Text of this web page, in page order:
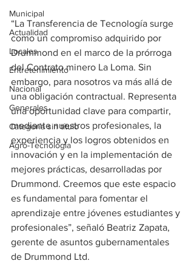
Municipal
Actualidad
Locales
Entretenimiento
Nacional
Generales
Categoría sin título
Agro-Tecnología
“La Transferencia de Tecnología surge
como un compromiso adquirido por
Drummond en el marco de la prórroga
del Contrato minero La Loma. Sin
embargo, para nosotros va más allá de
una obligación contractual. Representa
una oportunidad clave para compartir,
mediante nuestros profesionales, la
experiencia y los logros obtenidos en
innovación y en la implementación de
mejores prácticas, desarrolladas por
Drummond. Creemos que este espacio
es fundamental para fomentar el
aprendizaje entre jóvenes estudiantes y
profesionales”, señaló Beatriz Zapata,
gerente de asuntos gubernamentales
de Drummond Ltd.